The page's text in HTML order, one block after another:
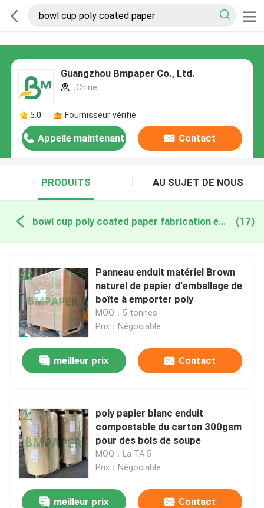
Guangzhou Bmpaper Co., Ltd.
,Chine
5.0 Fournisseur vérifié
Appelle maintenant Contact
PRODUITS AU SUJET DE NOUS
bowl cup poly coated paper fabrication en ligne (17)
Panneau enduit matériel Brown
naturel de papier d'emballage de
boîte à emporter poly
MOQ：5 tonnes
Prix：Négociable
meilleur prix Contact
poly papier blanc enduit
compostable du carton 300gsm
pour des bols de soupe
MOQ：La TA 5
Prix：Négociable
meilleur prix Contact